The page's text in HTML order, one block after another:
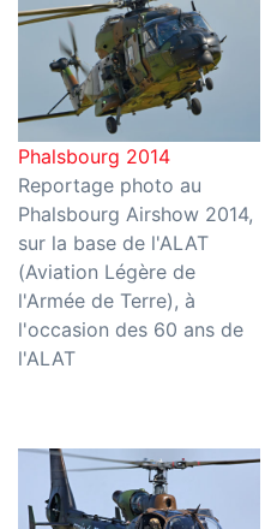
Phalsbourg 2014
Reportage photo au
Phalsbourg Airshow 2014,
sur la base de l'ALAT
(Aviation Légère de
l'Armée de Terre), à
l'occasion des 60 ans de
l'ALAT